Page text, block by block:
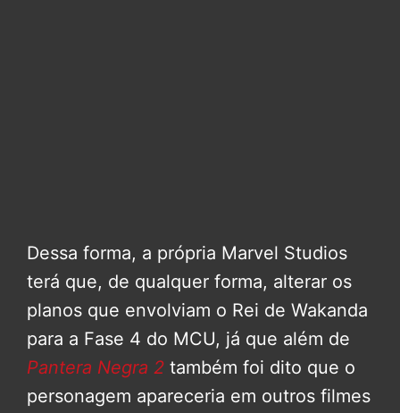
Dessa forma, a própria Marvel Studios
terá que, de qualquer forma, alterar os
planos que envolviam o Rei de Wakanda
para a Fase 4 do MCU, já que além de
Pantera Negra 2 também foi dito que o
personagem apareceria em outros filmes